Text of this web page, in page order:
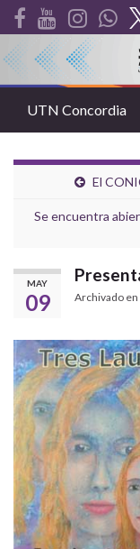
UTN Concordia
El
Se encuentra
MAY
09 Archivado en